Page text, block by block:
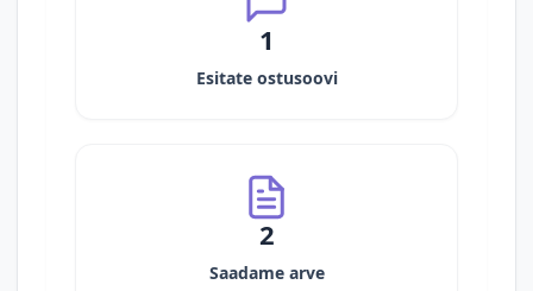
1
Esitate ostusoovi
2
Saadame arve